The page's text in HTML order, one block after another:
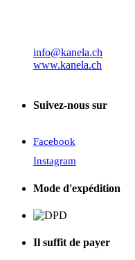
info@kanela.ch
www.kanela.ch
Suivez-nous sur
Facebook
Instagram
Mode d'expédition
Il suffit de payer